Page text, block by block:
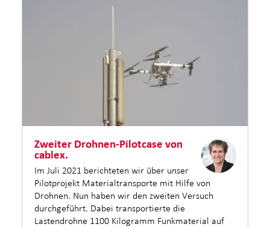
Zweiter Drohnen-Pilotcase von
cablex.
Im Juli 2021 berichteten wir über unser
Pilotprojekt Materialtransporte mit Hilfe von
Drohnen. Nun haben wir den zweiten Versuch
durchgeführt. Dabei transportierte die
Lastendrohne 1100 Kilogramm Funkmaterial auf